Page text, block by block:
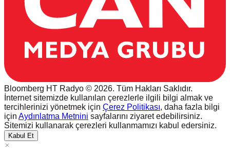
Bloomberg HT Radyo © 2026. Tüm Hakları Saklıdır.
İnternet sitemizde kullanılan çerezlerle ilgili bilgi almak ve
tercihlerinizi yönetmek için Çerez Politikası, daha fazla bilgi
için Aydınlatma Metnini sayfalarını ziyaret edebilirsiniz.
Sitemizi kullanarak çerezleri kullanmamızı kabul edersiniz.
Kabul Et